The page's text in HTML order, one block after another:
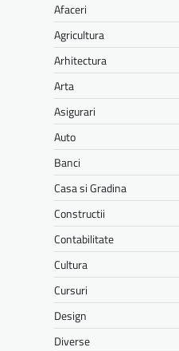
Afaceri
Agricultura
Arhitectura
Arta
Asigurari
Auto
Banci
Casa si Gradina
Constructii
Contabilitate
Cultura
Cursuri
Design
Diverse